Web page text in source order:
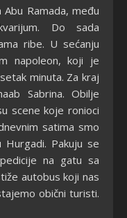
Ramada, među
Do sada
ribe. U sećanju
napoleon, koji je
minuta. Za kraj
Sabrina. Obilje
scene koje ronioci
satima smo
Pakuju se
na gatu sa
autobus koji nas
obični turisti.